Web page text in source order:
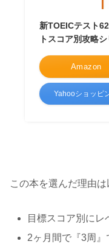
新TOEICテスト
トスコア別攻略
Amazon
Yahooショッピ
この本を選んだ理由は
目標スコア別にレ
2ヶ月間で『3周』